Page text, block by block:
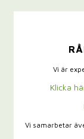
Vi är
Klicka
Vi samarbetar